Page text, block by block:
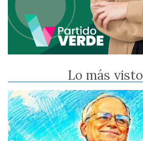
Lo más visto